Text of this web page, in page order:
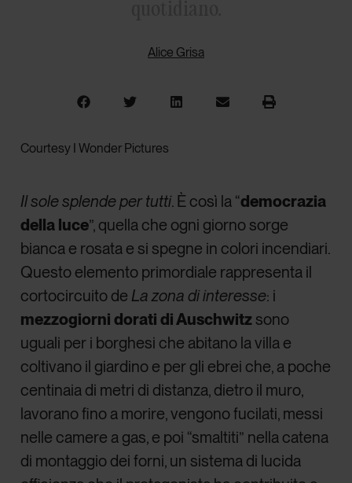
Alice Grisa
Courtesy I Wonder Pictures
Il sole splende per tutti. È così la “democrazia
della luce”, quella che ogni giorno sorge
bianca e rosata e si spegne in colori incendiari.
Questo elemento primordiale rappresenta il
cortocircuito de La zona di interesse: i
mezzogiorni dorati di Auschwitz sono
uguali per i borghesi che abitano la villa e
coltivano il giardino e per gli ebrei che, a poche
centinaia di metri di distanza, dietro il muro,
lavorano fino a morire, vengono fucilati, messi
nelle camere a gas, e poi “smaltiti” nella catena
di montaggio dei forni, un sistema di lucida